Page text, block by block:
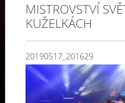
MISTROVSTVÍ
KUŽELKÁCH
20190517_201629